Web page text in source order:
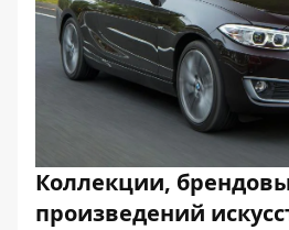
Коллекции,
произведений